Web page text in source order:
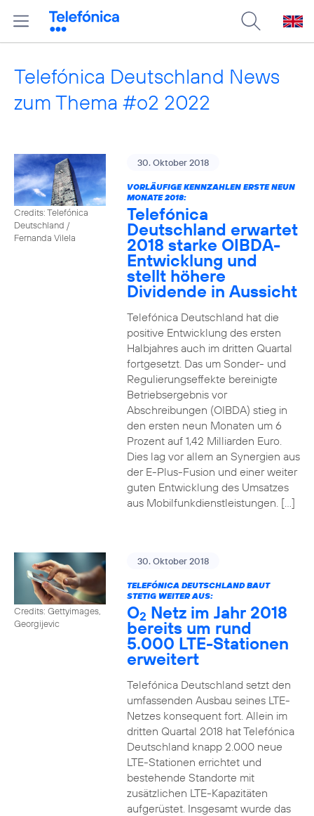
Telefónica Deutschland News
zum Thema #o2 2022
Credits: Telefónica
Deutschland /
Fernanda Vilela
30. Oktober 2018
VORLÄUFIGE KENNZAHLEN ERSTE NEUN
MONATE 2018:
Telefónica
Deutschland erwartet
2018 starke OIBDA-
Entwicklung und
stellt höhere
Dividende in Aussicht
Telefónica Deutschland hat die
positive Entwicklung des ersten
Halbjahres auch im dritten Quartal
fortgesetzt. Das um Sonder- und
Regulierungseffekte bereinigte
Betriebsergebnis vor
Abschreibungen (OIBDA) stieg in
den ersten neun Monaten um 6
Prozent auf 1,42 Milliarden Euro.
Dies lag vor allem an Synergien aus
der E-Plus-Fusion und einer weiter
guten Entwicklung des Umsatzes
aus Mobilfunkdienstleistungen. […]
Credits: Gettyimages,
Georgijevic
30. Oktober 2018
TELEFÓNICA DEUTSCHLAND BAUT
STETIG WEITER AUS:
O2 Netz im Jahr 2018
bereits um rund
5.000 LTE-Stationen
erweitert
Telefónica Deutschland setzt den
umfassenden Ausbau seines LTE-
Netzes konsequent fort. Allein im
dritten Quartal 2018 hat Telefónica
Deutschland knapp 2.000 neue
LTE-Stationen errichtet und
bestehende Standorte mit
zusätzlichen LTE-Kapazitäten
aufgerüstet. Insgesamt wurde das